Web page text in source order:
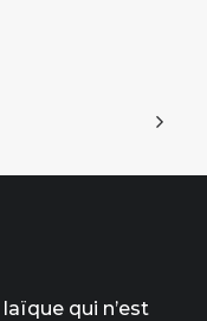
qui n’est